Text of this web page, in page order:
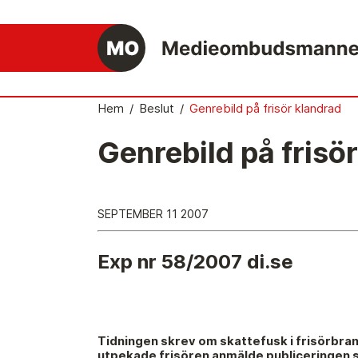
Det medieetiska systemet
Mediernas Etiknämnd fattar de avgörande
besluten
Publicitetsreglerna – grunden i det
Vill du ansluta till det medieetiska
Hem / Beslut / Genrebild på frisör klandrad
Genrebild på
SEPTEMBER 11 2007
Exp nr 58/2007 di.se
Tidningen skrev om skattefusk i